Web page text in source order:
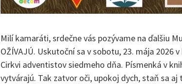
Milí kamaráti, srdečne vás pozývame na ďalšiu
OŽÍVAJÚ. Uskutoční sa v sobotu, 23. mája 2026
Cirkvi adventistov siedmeho dňa. Písmenká v
vytvárajú. Tak zatvor oči, upokoj dych, staň sa aj